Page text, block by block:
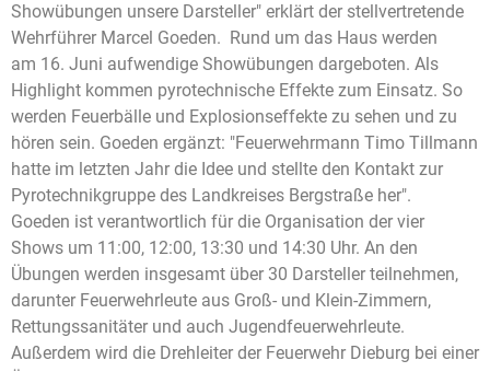
Showübungen unsere Darsteller" erklärt der stellvertretende
Wehrführer Marcel Goeden. Rund um das Haus werden
am 16. Juni aufwendige Showübungen dargeboten. Als
Highlight kommen pyrotechnische Effekte zum Einsatz. So
werden Feuerbälle und Explosionseffekte zu sehen und zu
hören sein. Goeden ergänzt: "Feuerwehrmann Timo Tillmann
hatte im letzten Jahr die Idee und stellte den Kontakt zur
Pyrotechnikgruppe des Landkreises Bergstraße her".
Goeden ist verantwortlich für die Organisation der vier
Shows um 11:00, 12:00, 13:30 und 14:30 Uhr. An den
Übungen werden insgesamt über 30 Darsteller teilnehmen,
darunter Feuerwehrleute aus Groß- und Klein-Zimmern,
Rettungssanitäter und auch Jugendfeuerwehrleute.
Außerdem wird die Drehleiter der Feuerwehr Dieburg bei einer